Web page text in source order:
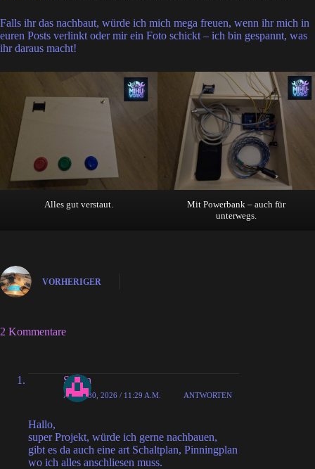
Falls ihr das nachbaut, würde ich mich mega freuen, wenn ihr mich in
euren Posts verlinkt oder mir ein Foto schickt – ich bin gespannt, was
ihr daraus macht!
Alles gut verstaut.
Mit Powerbank – auch für
unterwegs.
VORHERIGER
2 Kommentare
Stefan
APRIL 30, 2026 / 11:29 A.M. ANTWORTEN
Hallo,
super Projekt, würde ich gerne nachbauen,
gibt es da auch eine art Schaltplan, Pinningplan
wo ich alles anschliesen muss.